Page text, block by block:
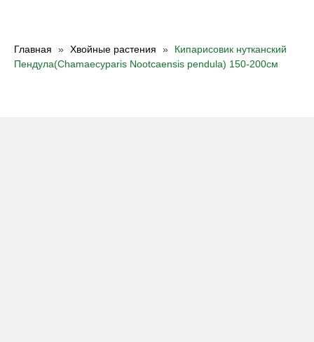
Главная Хвойные растения
Кипарисовик нутканский
Пендула(Chamaecyparis Nootcaensis pendula) 150-200см